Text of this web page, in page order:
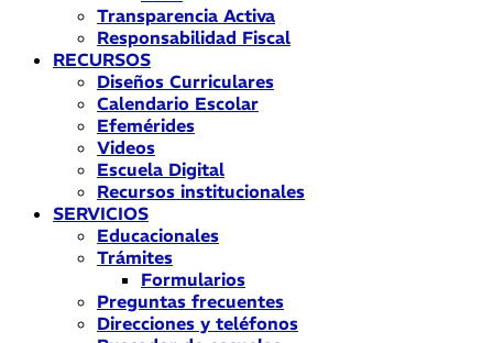
Transparencia Activa
Responsabilidad Fiscal
RECURSOS
Diseños Curriculares
Calendario Escolar
Efemérides
Videos
Escuela Digital
Recursos institucionales
SERVICIOS
Educacionales
Trámites
Formularios
Preguntas frecuentes
Direcciones y teléfonos